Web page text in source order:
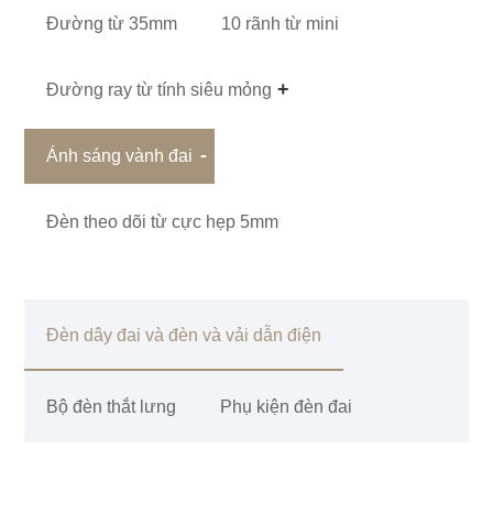
Đường từ 35mm 10 rãnh từ mini
Đường ray từ tính siêu mỏng
Ánh sáng vành đai
Đèn theo dõi từ cực hẹp 5mm
Đèn dây đai và đèn và vải dẫn điện
Bộ đèn thắt lưng Phụ kiện đèn đai